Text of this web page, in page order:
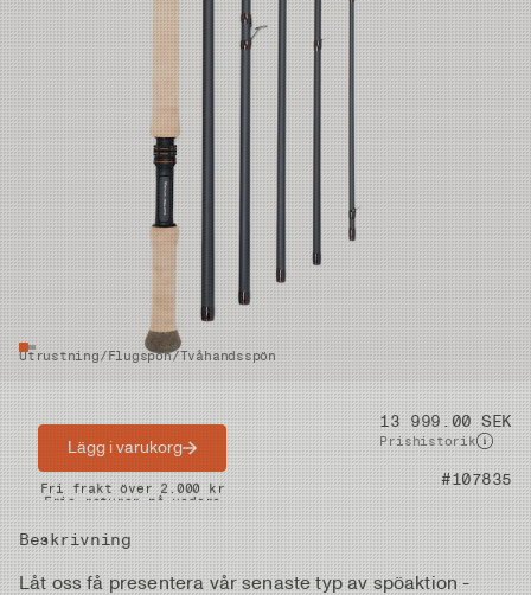
Utrustning/Flugspön/Tvåhandsspön
Pris 13 999.00 SEK
Prishistorik
Artikelnummer #107835
Beskrivning
Låt oss få presentera vår senaste typ av spöaktion -
Lägg i varukorg
Snabba leveranser
Fri frakt över 2.000 kr
Fria returer på vadare